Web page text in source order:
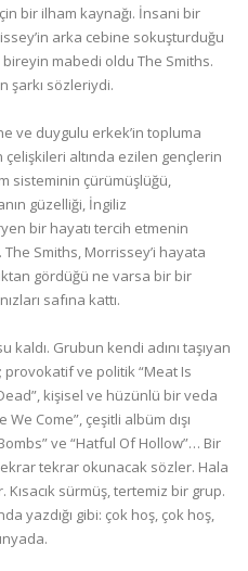
bir ilham kaynağı. İnsani bir
arka cebine sokuşturduğu
mabedi oldu The Smiths.
şarkı sözleriydi.
ve duygulu erkek’in topluma
çelişkileri altında ezilen gençlerin
sisteminin çürümüşlüğü,
güzelliği, İngiliz
bir hayatı tercih etmenin
The Smiths, Morrissey’i hayata
gördüğü ne varsa bir bir
safına kattı.
kaldı. Grubun kendi adını taşıyan
ve politik “Meat Is
kişisel ve hüzünlü bir veda
Come”, çeşitli albüm dışı
ve “Hatful Of Hollow”… Bir
tekrar okunacak sözler. Hala
sürmüş, tertemiz bir grup.
yazdığı gibi: çok hoş, çok hoş,